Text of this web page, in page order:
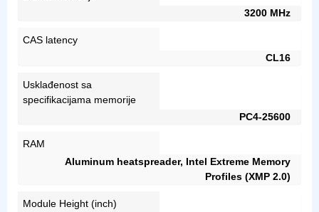
3200 MHz
CAS latency
CL16
Usklađenost sa
specifikacijama memorije
PC4-25600
RAM
Aluminum heatspreader, Intel Extreme Memory
Profiles (XMP 2.0)
Module Height (inch)